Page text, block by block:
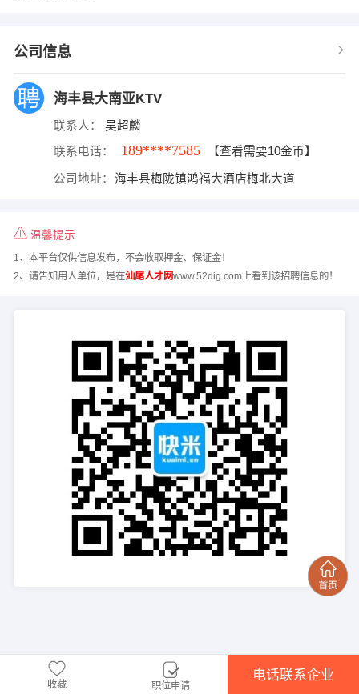
公司信息
海丰县大南亚KTV
联系人： 吴超麟
联系电话： 189****7585 【查看需要10金币】
公司地址： 海丰县梅陇镇鸿福大酒店梅北大道
温馨提示
1、本平台仅供信息发布，不会收取押金、保证金！
2、请告知用人单位，是在汕尾人才网www.52dig.com上看到该招聘信息的！
收藏 职位申请
电话联系企业